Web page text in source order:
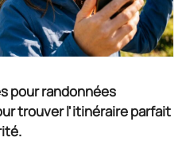
pour randonnées
trouver l'itinéraire parfait